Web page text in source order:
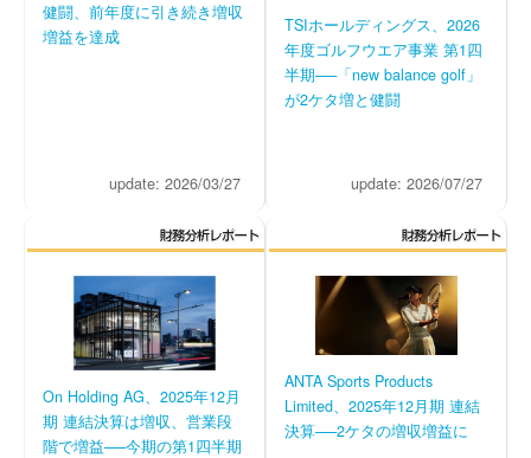
健闘、前年度に引き続き増収
増益を達成
update: 2026/03/27
TSIホールディングス、2026
年度ゴルフウエア事業 第1四
半期──「new balance golf」
が2ケタ増と健闘
update: 2026/07/27
On Holding AG、2025年12月
期 連結決算は増収、営業段
階で増益──今期の第1四半期
ANTA Sports Products
Limited、2025年12月期 連結
決算──2ケタの増収増益に